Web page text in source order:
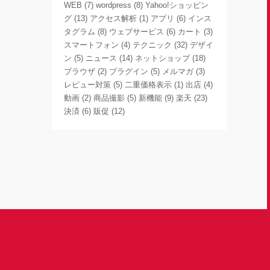
WEB (7) wordpress (8) Yahoo!ショッピン
グ (13) アクセス解析 (1) アプリ (6) インス
タグラム (8) ウェブサービス (6) カート (3)
スマートフォン (4) テクニック (32) デザイ
ン (5) ニュース (14) ネットショップ(18)
ブラウザ (2) プラグイン (5) メルマガ (3)
レビュー対策 (5) 二重価格表示 (1) 出店 (4)
動画 (2) 商品撮影 (5) 新機能 (9) 楽天 (23)
決済 (6) 販促 (12)